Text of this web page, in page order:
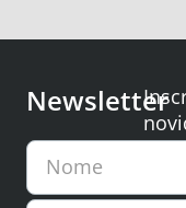
Newsletter
Nome